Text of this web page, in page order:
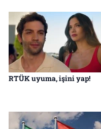
RTÜK uyuma, işini yap!